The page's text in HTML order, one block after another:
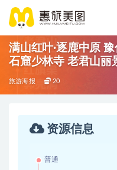
满山红叶·逐鹿中原
石窟少林寺 老君山丽
壁公路万仙山云台山
旅游海报 20
资源信息
普通